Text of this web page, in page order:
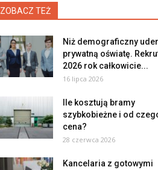
ZOBACZ TEŻ
Niż demograficzny
prywatną oświatę.
2026 rok całkowicie...
16 lipca 2026
Ile kosztują bramy
szybkobieżne i od
cena?
28 czerwca 2026
Kancelaria z gotowymi